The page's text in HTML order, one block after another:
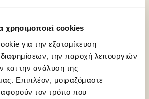
χρησιμοποιεί cookies
για την εξατομίκευση
την παροχή λειτουργιών
και την ανάλυση της
Επιπλέον, μοιραζόμαστε
τον τρόπο που